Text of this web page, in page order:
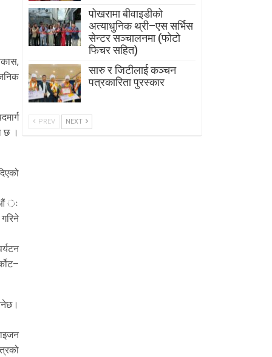
छ ।
ः
पोखरामा बीवाइडीको
अत्याधुनिक थ्री–एस सर्भिस
सेन्टर सञ्चालनमा (फोटो
फिचर सहित)
सारु र जिटीलाई कञ्चन
पत्रकारिता पुरस्कार
PREV NEXT